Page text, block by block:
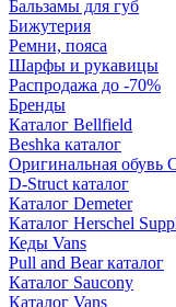
Бальзамы для губ
Бижутерия
Ремни, пояса
Шарфы и рукавицы
Распродажа до -70%
Бренды
Каталог Bellfield
Beshka каталог
Оригинальная обувь
D-Struct каталог
Каталог Demeter
Каталог Herschel
Кеды Vans
Pull and Bear каталог
Каталог Saucony
Каталог Vans